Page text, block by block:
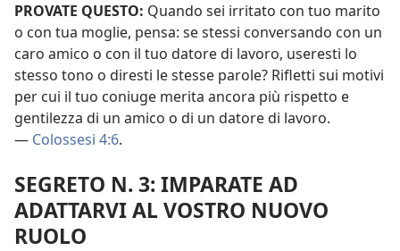
PROVATE QUESTO: Quando sei irritato con tuo marito
o con tua moglie, pensa: se stessi conversando con un
caro amico o con il tuo datore di lavoro, useresti lo
stesso tono o diresti le stesse parole? Rifletti sui motivi
per cui il tuo coniuge merita ancora più rispetto e
gentilezza di un amico o di un datore di lavoro.
— Colossesi 4:6.
SEGRETO N. 3: IMPARATE AD
ADATTARVI AL VOSTRO NUOVO
RUOLO